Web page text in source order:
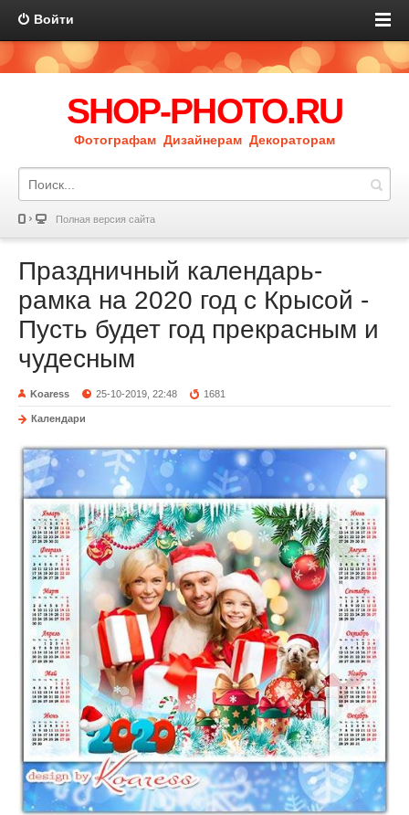
Войти
SHOP-PHOTO.RU
Фотографам Дизайнерам Декораторам
Полная версия сайта
Праздничный календарь-
рамка на 2020 год с Крысой -
Пусть будет год прекрасным и
чудесным
Koaress 25-10-2019, 22:48 1681
Календари